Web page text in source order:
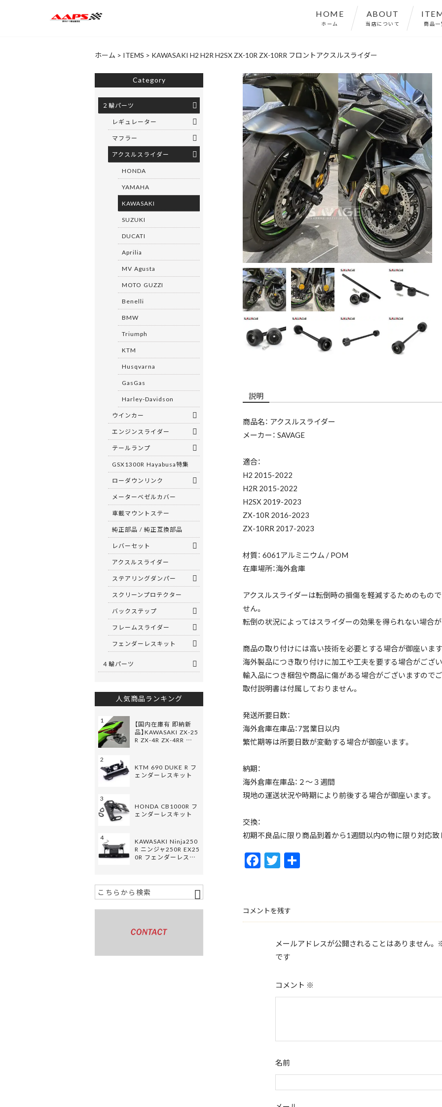
HOME
ホーム
ABOUT
当店について 商品一
ホーム > ITEMS > KAWASAKI H2 H2R H2SX ZX-10R ZX-10RR フロントアクスルスライダー
説明
商品名： アクスルスライダー
メーカー： SAVAGE
適合：
H2 2015-2022
H2R 2015-2022
H2SX 2019-2023
ZX-10R 2016-2023
ZX-10RR 2017-2023
材質： 6061アルミニウム / POM
在庫場所：海外倉庫
アクスルスライダーは転倒時の損傷を軽減するためのもの
せん。
転倒の状況によってはスライダーの効果を得られない場合が
商品の取り付けには高い技術を必要とする場合が御座います
海外製品につき取り付けに加工や工夫を要する場合がござい
輸入品につき梱包や商品に傷がある場合がございますのでご
取付説明書は付属しておりません。
発送所要日数：
海外倉庫在庫品：7営業日以内
繁忙期等は所要日数が変動する場合が御座います。
納期：
海外倉庫在庫品：２〜３週間
現地の運送状況や時期により前後する場合が御座います。
交換：
初期不良品に限り商品到着から1週間以内の物に限り対応致
F
ac
b
o
T
w
er
コメントを残す
メールアドレスが公開されることはありません。
です
コメント ※
名前
Category
２輪パーツ
レギュレーター
マフラー
アクスルスライダー
HONDA
YAMAHA
KAWASAKI
SUZUKI
DUCATI
Aprilia
MV Agusta
MOTO GUZZI
Benelli
BMW
Triumph
KTM
Husqvarna
GasGas
Harley-Davidson
ウインカー
エンジンスライダー
テールランプ
GSX1300R Hayabusa特集
ローダウンリンク
メーターベゼルカバー
車載マウントステー
純正部品 / 純正互換部品
レバーセット
アクスルスライダー
ステアリングダンパー
スクリーンプロテクター
バックステップ
フレームスライダー
フェンダーレスキット
４輪パーツ
人気商品ランキング
【国内在庫有 即納新
品】KAWASAKI ZX-25
R ZX-4R ZX-4RR …
1
KTM 690 DUKE R フ
ェンダーレスキット
2
HONDA CB1000R フ
ェンダーレスキット
3
KAWASAKI Ninja250
R ニンジャ250R EX25
0R フェンダーレス…
4